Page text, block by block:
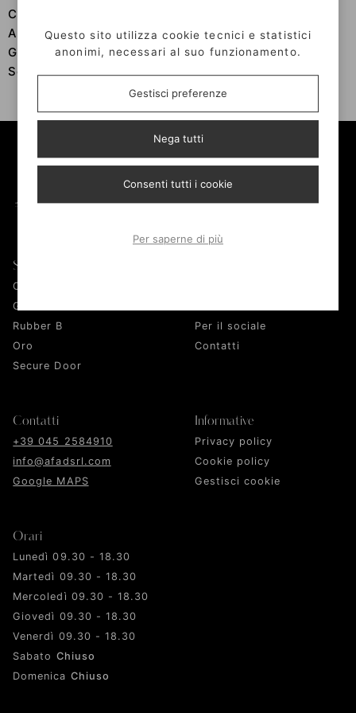
Condizioni:
Anno:
2017
Garanzia:
Si
Scatola:
Si
Shop
Orologi
Gioelli
Rubber B
Oro
Secure Door
Per il sociale
Contatti
Contatti
+39 045 2584910
info@afadsrl.com
Google MAPS
Informative
Privacy policy
Cookie policy
Gestisci cookie
Orari
Lunedì 09.30 - 18.30
Martedì 09.30 - 18.30
Mercoledì 09.30 - 18.30
Giovedì 09.30 - 18.30
Venerdì 09.30 - 18.30
Sabato Chiuso
Domenica Chiuso
Questo sito utilizza cookie tecnici e statistici
anonimi, necessari al suo funzionamento.
Gestisci preferenze
Nega tutti
Consenti tutti i cookie
Per saperne di più